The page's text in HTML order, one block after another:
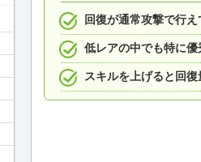
回復が通常攻撃で行
低レアの中でも特に優
スキルを上げると回